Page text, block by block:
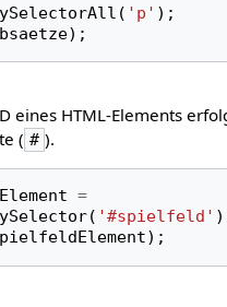
( 'p' );
);
eines HTML-Elements
( # ).
=
( '#spielfeld'
);